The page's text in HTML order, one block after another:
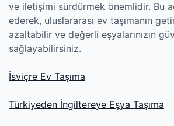
ve iletişimi sürdürmek önemlidir. Bu
ederek, uluslararası ev taşımanın
azaltabilir ve değerli eşyalarınızın
sağlayabilirsiniz.
İsviçre Ev Taşıma
Türkiyeden İngiltereye Eşya Taşıma